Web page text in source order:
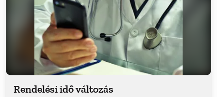
Rendelési idő változás